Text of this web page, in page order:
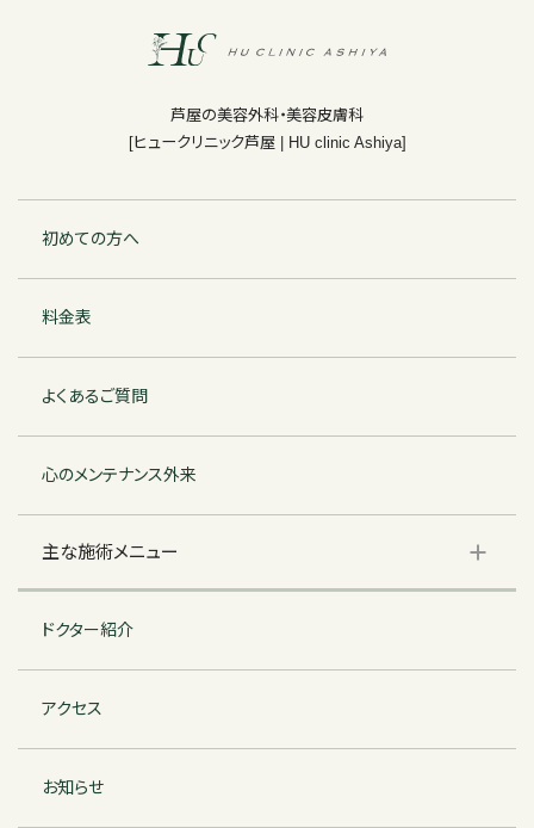
芦屋の美容外科・美容皮膚科
[ヒュークリニック芦屋 | HU clinic Ashiya]
初めての方へ
料金表
よくあるご質問
心のメンテナンス外来
主な施術メニュー
ドクター紹介
アクセス
お知らせ